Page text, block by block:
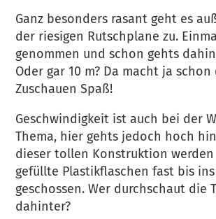
Ganz besonders rasant geht es
der riesigen Rutschplane zu.
genommen und schon gehts
Oder gar 10 m? Da macht ja schon
Zuschauen Spaß!
Geschwindigkeit ist auch bei der
Thema, hier gehts jedoch hoch
dieser tollen Konstruktion werden
gefüllte Plastikflaschen fast bis
geschossen. Wer durchschaut die
dahinter?